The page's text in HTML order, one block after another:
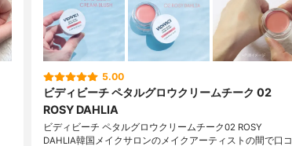
5.00
ビディビーチ ペタルグロウクリームチーク 02
ROSY DAHLIA
ビディビーチ ペタルグロウクリームチーク02 ROSY
DAHLIA韓国メイクサロンのメイクアーティストの間で口コ